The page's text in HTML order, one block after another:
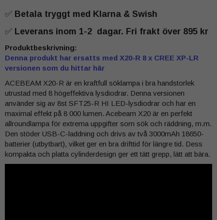
✅ Betala tryggt med Klarna & Swish
✅ Leverans inom 1-2 dagar. Fri frakt över 895 kr
Produktbeskrivning:
Denna produkt har ersatts med X20-R 8 x CREE XP-LR
versionen som du hittar här
ACEBEAM X20-R är en kraftfull söklampa i bra handstorlek
utrustad med 8 högeffektiva lysdiodrar. Denna versionen
använder sig av 8st SFT25-R HI LED-lysdiodrar och har en
maximal effekt på 8 000 lumen. Acebeam X20 är en perfekt
allroundlampa för extrema uppgifter som sök och räddning, m.m.
Den stöder USB-C-laddning och drivs av två 3000mAh 18650-
batterier (utbytbart), vilket ger en bra drifttid för längre tid. Dess
kompakta och platta cylinderdesign ger ett tätt grepp, lätt att bära.